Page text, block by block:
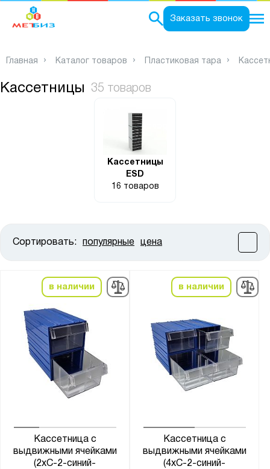
Заказать звонок
Главная Каталог товаров Пластиковая тара
Кассетницы 35 товаров
Кассетницы
ESD
16 товаров
Сортировать: популярные цена
в наличии
Кассетница с
выдвижными ячейками
(2хС-2-синий-
в наличии
Кассетница с
выдвижными ячейками
(4хС-2-синий-
от
Ширина, мм:
до
от до